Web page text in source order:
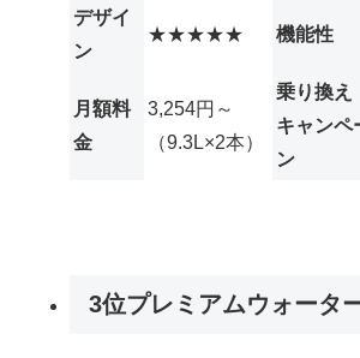
デザイ
ン
★★★★★ 機能性
月額料
金
3,254円～
（9.3L×2本）
乗り換え
キャンペ
ン
3位プレミアムウォータ